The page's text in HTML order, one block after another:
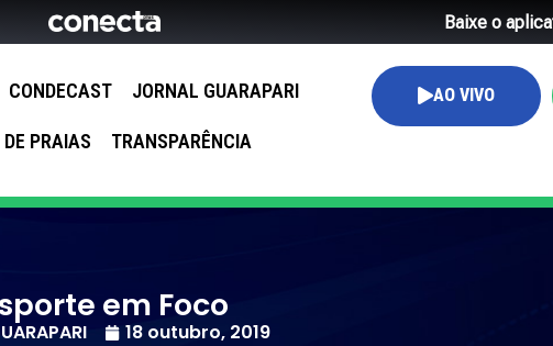
Baixe o
CONDECAST JORNAL GUARAPARI
DE PRAIAS TRANSPARÊNCIA
AO VIVO
em Foco
18 outubro, 2019